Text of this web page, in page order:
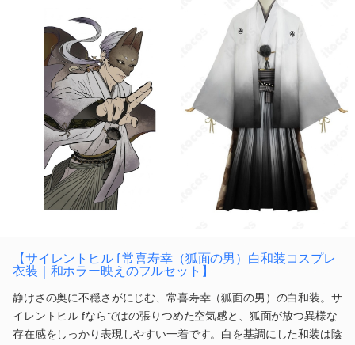
【サイレントヒル f 常喜寿幸（狐面の男）白和装コスプレ
衣装｜和ホラー映えのフルセット】
静けさの奥に不穏さがにじむ、常喜寿幸（狐面の男）の白和装。サ
イレントヒル fならではの張りつめた空気感と、狐面が放つ異様な
存在感をしっかり表現しやすい一着です。白を基調にした和装は陰